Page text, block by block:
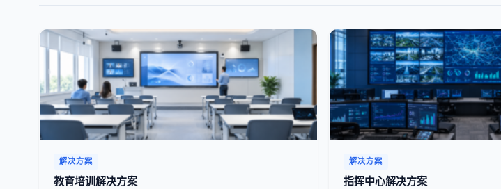
解决方案
教育培训解决方案
解决方案
指挥中心解决方案